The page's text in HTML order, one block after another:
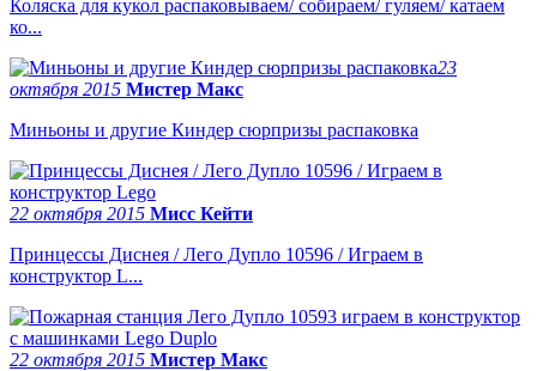
Коляска для кукол распаковываем/ собираем/ гуляем/ катаем
ко...
23
октября 2015 Мистер Макс
Миньоны и другие Киндер сюрпризы распаковка
22 октября 2015 Мисс Кейти
Принцессы Диснея / Лего Дупло 10596 / Играем в
конструктор L...
22 октября 2015 Мистер Макс